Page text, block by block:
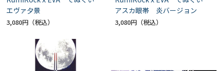
エヴァ夕景
3,080円
アスカ眼帯 炎バージョン
3,080円